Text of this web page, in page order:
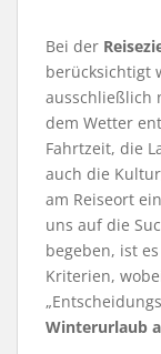
Bei der
berücksichtigt
ausschließlich
dem Wetter
Fahrtzeit, die
auch die
am Reiseort
uns auf die
begeben, ist
Kriterien,
Winterurlaub